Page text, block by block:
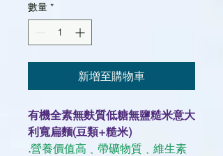
數量 *
新增至購物車
有機全素無麩質低糖無鹽糙米意大
利寬扁麵(豆類+糙米)
.營養價值高﹑帶礦物質﹑維生素